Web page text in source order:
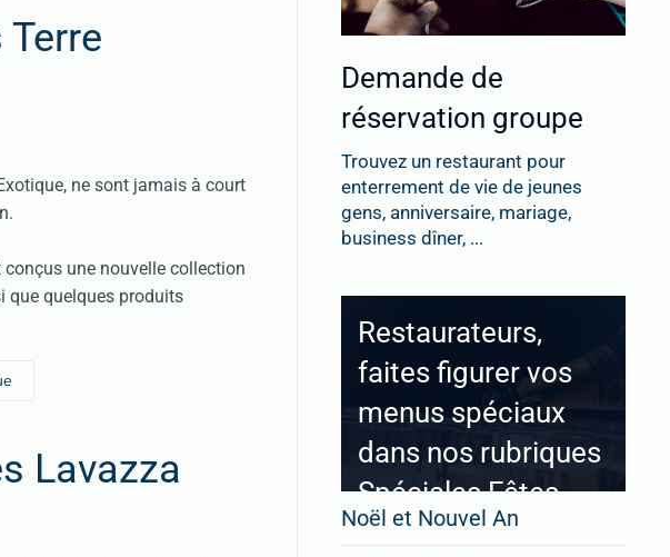
ne sont jamais à court
une nouvelle collection
que quelques produits
Lavazza
Demande de
réservation groupe
Trouvez un restaurant pour
enterrement de vie de jeunes
gens, anniversaire, mariage,
business dîner, ...
Restaurateurs,
faites figurer vos
menus spéciaux
dans nos rubriques
Spéciales Fêtes
Noël et Nouvel An